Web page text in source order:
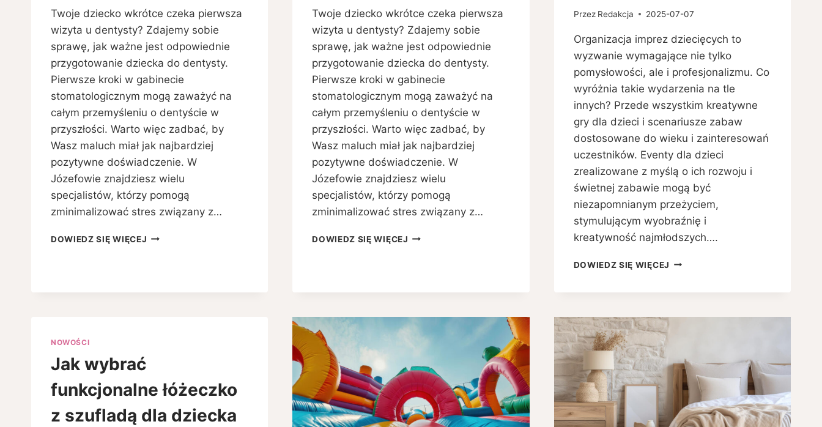
Twoje dziecko wkrótce czeka pierwsza
wizyta u dentysty? Zdajemy sobie
sprawę, jak ważne jest odpowiednie
przygotowanie dziecka do dentysty.
Pierwsze kroki w gabinecie
stomatologicznym mogą zaważyć na
całym przemyśleniu o dentyście w
przyszłości. Warto więc zadbać, by
Wasz maluch miał jak najbardziej
pozytywne doświadczenie. W
Józefowie znajdziesz wielu
specjalistów, którzy pomogą
zminimalizować stres związany z…
DOWIEDZ SIĘ WIĘCEJ JAK
JÓZEFOWA
Twoje dziecko wkrótce czeka pierwsza
wizyta u dentysty? Zdajemy sobie
sprawę, jak ważne jest odpowiednie
przygotowanie dziecka do dentysty.
Pierwsze kroki w gabinecie
stomatologicznym mogą zaważyć na
całym przemyśleniu o dentyście w
przyszłości. Warto więc zadbać, by
Wasz maluch miał jak najbardziej
pozytywne doświadczenie. W
Józefowie znajdziesz wielu
specjalistów, którzy pomogą
zminimalizować stres związany z…
DOWIEDZ SIĘ WIĘCEJ JAK
DENTYSTY?
PORADY
RODZICÓW
Z
JÓZEFOWA
Przez Redakcja 2025-07-07
Organizacja imprez dziecięcych to
wyzwanie wymagające nie tylko
pomysłowości, ale i profesjonalizmu. Co
wyróżnia takie wydarzenia na tle
innych? Przede wszystkim kreatywne
gry dla dzieci i scenariusze zabaw
dostosowane do wieku i zainteresowań
uczestników. Eventy dla dzieci
zrealizowane z myślą o ich rozwoju i
świetnej zabawie mogą być
niezapomnianym przeżyciem,
stymulującym wyobraźnię i
kreatywność najmłodszych….
DOWIEDZ SIĘ WIĘCEJ ANIMACJE,
–
PROFESJONALNĄ
ORGANIZACJĘ
IMPREZ
DZIECIĘCYCH?
NOWOŚCI
Jak wybrać
funkcjonalne łóżeczko
z szufladą dla dziecka